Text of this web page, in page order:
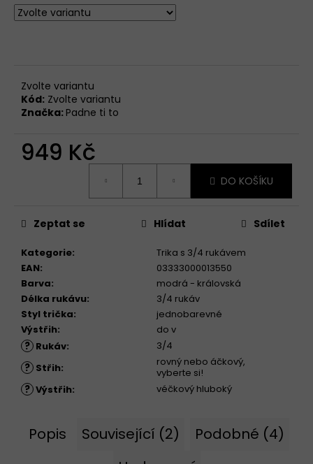
Zvolte variantu
Kód: Zvolte variantu
Značka: Padne ti to
949 Kč
DO KOŠÍKU
Kategorie:
Trika s 3/4 rukávem
EAN:
03333000013550
Barva:
modrá - královská
Délka rukávu:
3/4 rukáv
Styl trička:
jednobarevné
Výstřih: do v
? Rukáv: 3/4
? Střih:
rovný nebo áčkový,
vyberte si!
? Výstřih: véčkový hluboký
Zeptat se Hlídat Sdílet
Popis Související (2)
Podobné (4)